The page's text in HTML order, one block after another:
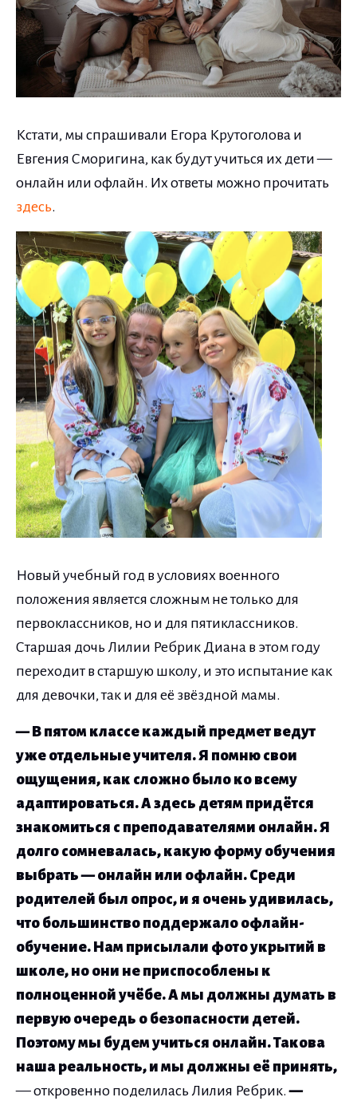
Кстати, мы спрашивали Егора Крутоголова и
Евгения Сморигина, как будут учиться их дети —
онлайн или офлайн. Их ответы можно прочитать
здесь.
Новый учебный год в условиях военного
положения является сложным не только для
первоклассников, но и для пятиклассников.
Старшая дочь Лилии Ребрик Диана в этом году
переходит в старшую школу, и это испытание как
для девочки, так и для её звёздной мамы.
— В пятом классе каждый предмет ведут
уже отдельные учителя. Я помню свои
ощущения, как сложно было ко всему
адаптироваться. А здесь детям придётся
знакомиться с преподавателями онлайн. Я
долго сомневалась, какую форму обучения
выбрать — онлайн или офлайн. Среди
родителей был опрос, и я очень удивилась,
что большинство поддержало офлайн-
обучение. Нам присылали фото укрытий в
школе, но они не приспособлены к
полноценной учёбе. А мы должны думать в
первую очередь о безопасности детей.
Поэтому мы будем учиться онлайн. Такова
наша реальность, и мы должны её принять,
— откровенно поделилась Лилия Ребрик.—